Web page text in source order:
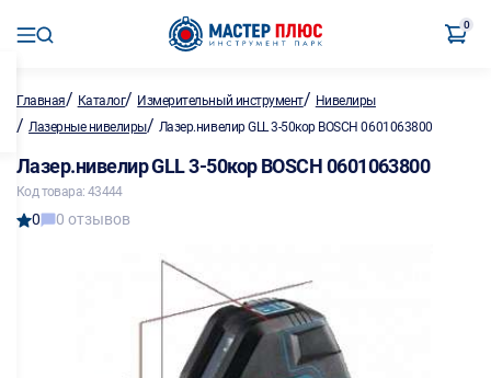
0
Главная/ Каталог/ Измерительный инструмент/ Нивелиры
/ Лазерные нивелиры/ Лазер.нивелир GLL 3-50кор BOSCH 0601063800
Лазер.нивелир GLL 3-50кор BOSCH 0601063800
Код товара: 43444
0 0 отзывов